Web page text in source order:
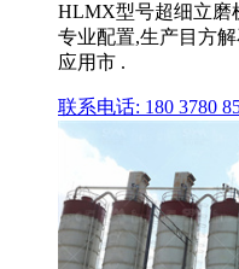
HLMX型号超细立磨
专业配置,生产目方
应用市 .
联系电话: 180 3780